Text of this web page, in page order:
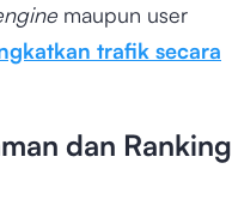
maupun user
trafik secara
dan Ranking